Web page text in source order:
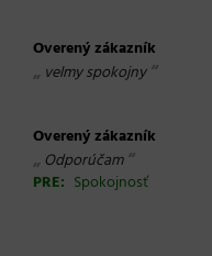
Overený zákazník
„ velmy spokojny“
Overený zákazník
„ Odporúčam“
PRE: Spokojnosť